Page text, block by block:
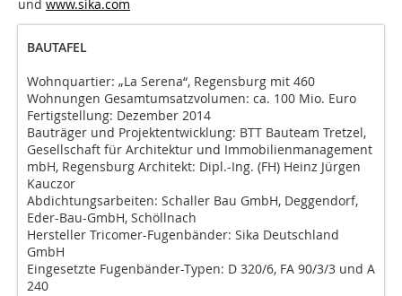
und www.sika.com
BAUTAFEL
Wohnquartier: „La Serena“, Regensburg mit 460
Wohnungen Gesamtumsatzvolumen: ca. 100 Mio. Euro
Fertigstellung: Dezember 2014
Bauträger und Projektentwicklung: BTT Bauteam Tretzel,
Gesellschaft für Architektur und Immobilienmanagement
mbH, Regensburg Architekt: Dipl.-Ing. (FH) Heinz Jürgen
Kauczor
Abdichtungsarbeiten: Schaller Bau GmbH, Deggendorf,
Eder-Bau-GmbH, Schöllnach
Hersteller Tricomer-Fugenbänder: Sika Deutschland
GmbH
Eingesetzte Fugenbänder-Typen: D 320/6, FA 90/3/3 und A
240